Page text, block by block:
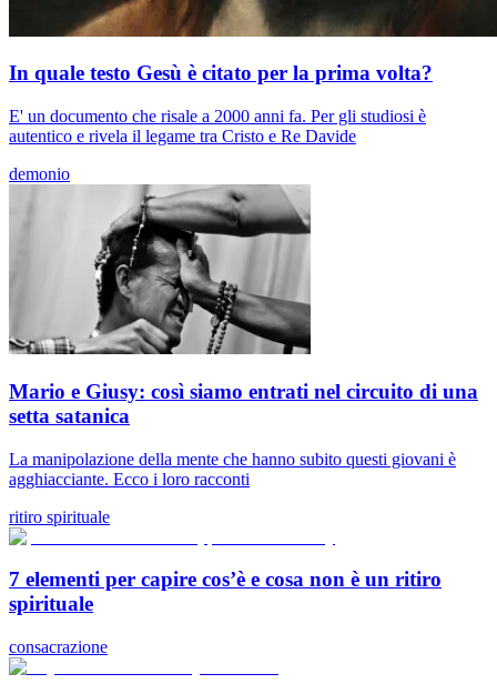
In quale testo Gesù è citato per la prima volta?
E' un documento che risale a 2000 anni fa. Per gli studiosi è
autentico e rivela il legame tra Cristo e Re Davide
demonio
Mario e Giusy: così siamo entrati nel circuito di una
setta satanica
La manipolazione della mente che hanno subito questi giovani è
agghiacciante. Ecco i loro racconti
ritiro spirituale
7 elementi per capire cos’è e cosa non è un ritiro
spirituale
consacrazione